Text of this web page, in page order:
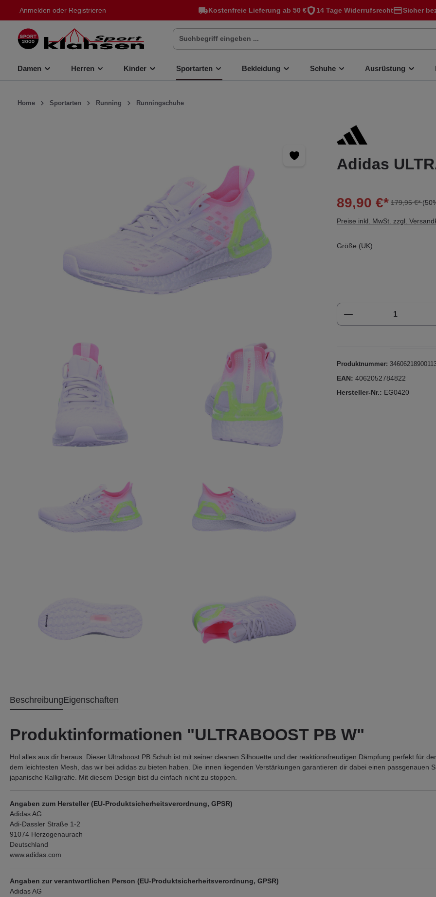
springen Kostenfreie Lieferung ab 50 € 14 Tage Widerrufsrecht Sicher
Anmelden oder Registrieren
Damen Herren Kinder Sportarten Bekleidung Schuhe Ausrüstung
Home Sportarten Running Runningschuhe
Adidas
89,90 €* 179,95 €*
Preise inkl. MwSt. zzgl.
Größe (UK)
Produkt Anzahl:
Produktnummer:
EAN: 4062052784822
Hersteller-Nr.: EG0420
BeschreibungEigenschaften
Produktinformationen "ULTRABOOST PB W"
Hol alles aus dir heraus. Dieser Ultraboost PB Schuh ist mit seiner cleanen Silhouette und der reaktionsfreudigen Dämpfung perfekt für
dem leichtesten Mesh, das wir bei adidas zu bieten haben. Die innen liegenden Verstärkungen garantieren dir dabei einen passgenauen
japanische Kalligrafie. Mit diesem Design bist du einfach nicht zu stoppen.
Angaben zum Hersteller (EU-Produktsicherheitsverordnung, GPSR)
Adidas AG
Adi-Dassler Straße 1-2
91074 Herzogenaurach
Deutschland
www.adidas.com
Angaben zur verantwortlichen Person (EU-Produktsicherheitsverordnung, GPSR)
Adidas AG